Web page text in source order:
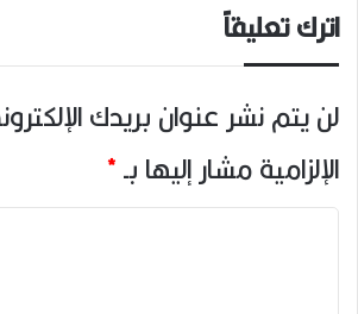
اترك تعليقاً
لن يتم نشر عنوان بريدك
الإلزامية مشار إليها بـ*
ا